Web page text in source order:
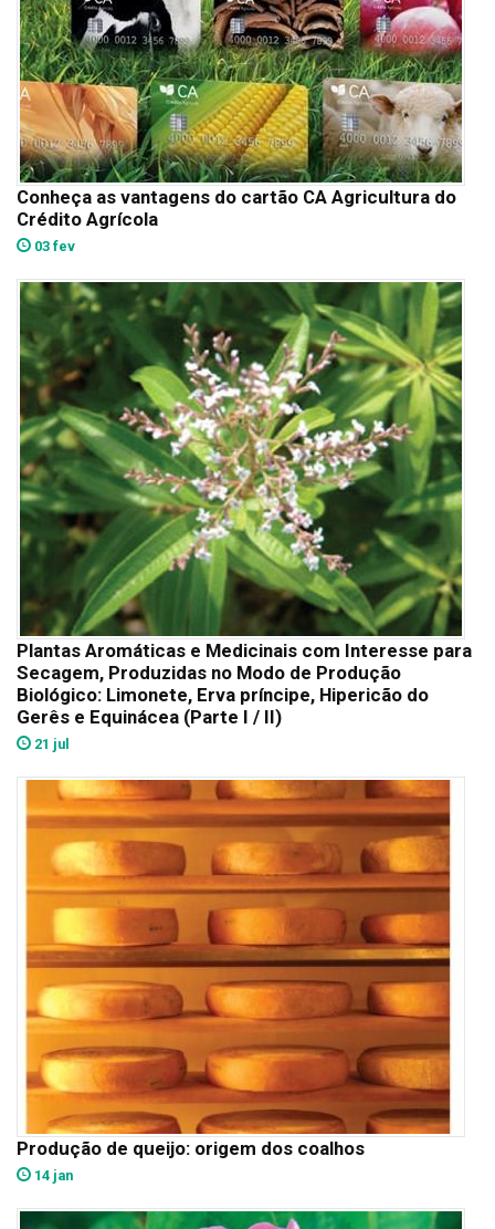
Conheça as vantagens do cartão CA Agricultura do
Crédito Agrícola
03 fev
Plantas Aromáticas e Medicinais com Interesse para
Secagem, Produzidas no Modo de Produção
Biológico: Limonete, Erva príncipe, Hipericão do
Gerês e Equinácea (Parte I / II)
21 jul
Produção de queijo: origem dos coalhos
14 jan